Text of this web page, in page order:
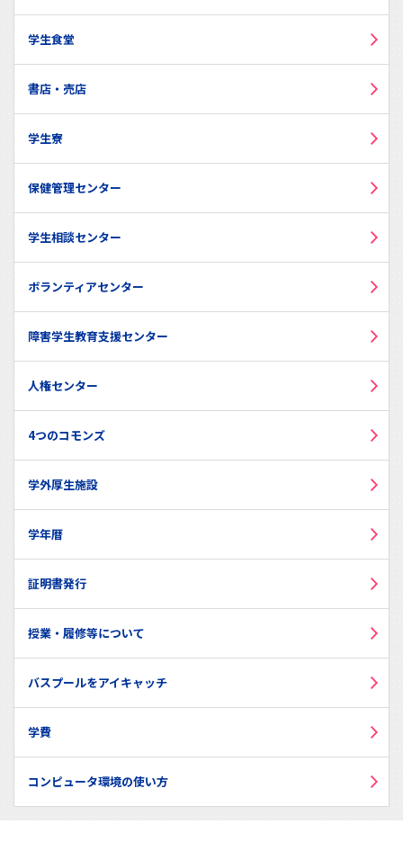
学生食堂
書店・売店
学生寮
保健管理センター
学生相談センター
ボランティアセンター
障害学生教育支援センター
人権センター
4つのコモンズ
学外厚生施設
学年暦
証明書発行
授業・履修等について
バスプールをアイキャッチ
学費
コンピュータ環境の使い方